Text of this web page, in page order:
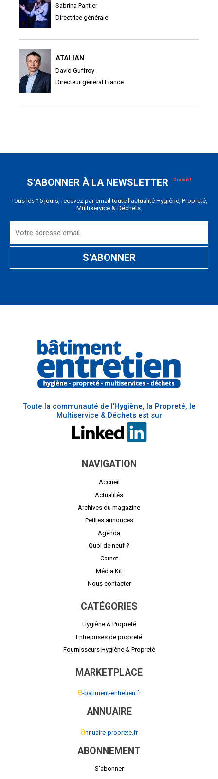
Sabrina Pantier
Directrice générale
ATALIAN
David Guffroy
Directeur général France
S'ABONNER À LA NEWSLETTER
Tous les 15 jours, recevez par email toute l'actualité Hygiène, Propreté,
Multiservice & Déchets.
Toute la communauté de l'Hygiène, la Propreté, le
Multiservice & Déchets est sur
NAVIGATION
Accueil
Actualités
Archives du magazine
Petites annonces
Agenda
Quoi de neuf ?
Carnet
Média Kit
Nous contacter
CATÉGORIES
Hygiène & Propreté
Entreprises de propreté
Fournisseurs Hygiène & Propreté
MARKETPLACE
e-batiment-entretien.fr
ANNUAIRE
annuaire-proprete.fr
ABONNEMENT
S'abonner